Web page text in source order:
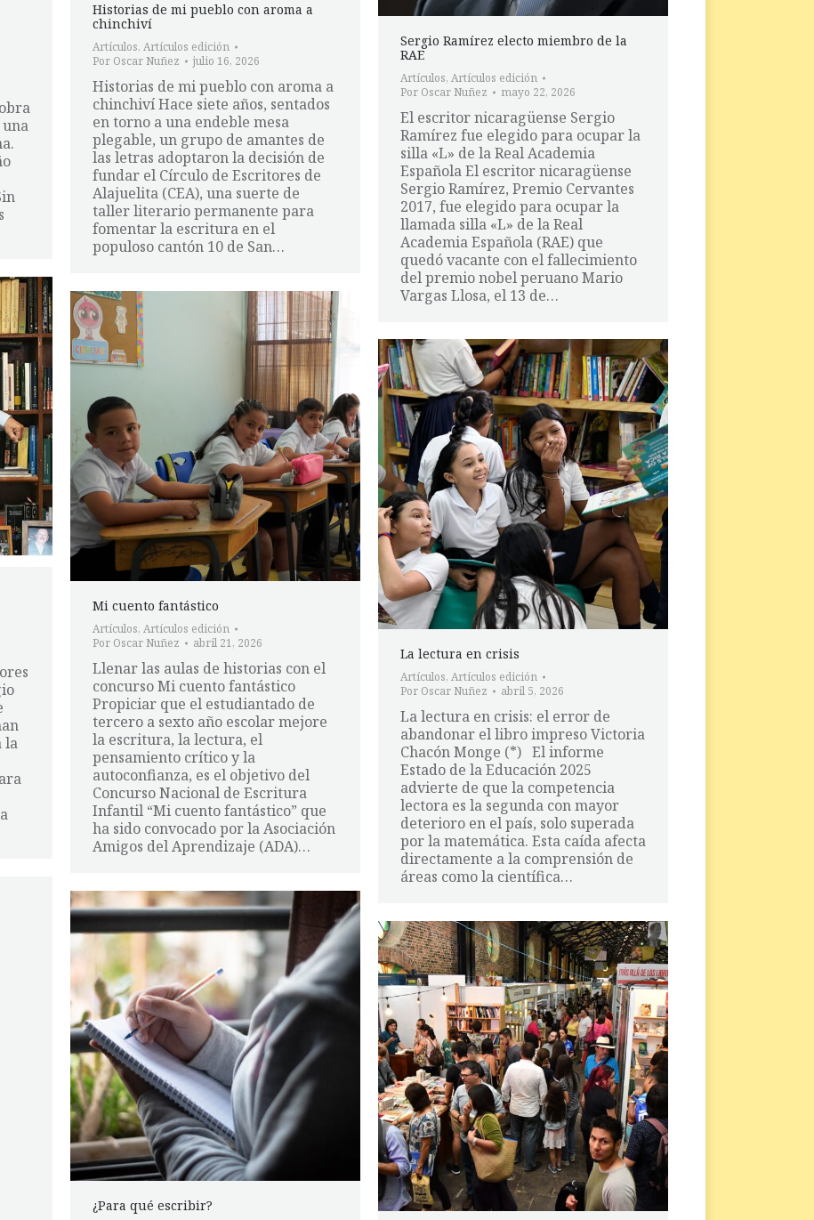
Historias de mi pueblo con aroma a
chinchiví
Artículos, Artículos edición
Por Oscar Nuñez julio 16, 2026
Historias de mi pueblo con aroma a
chinchiví Hace siete años, sentados
en torno a una endeble mesa
plegable, un grupo de amantes de
las letras adoptaron la decisión de
fundar el Círculo de Escritores de
Alajuelita (CEA), una suerte de
taller literario permanente para
fomentar la escritura en el
populoso cantón 10 de San…
Sergio Ramírez electo miembro de la
RAE
Artículos, Artículos edición
Por Oscar Nuñez mayo 22, 2026
El escritor nicaragüense Sergio
Ramírez fue elegido para ocupar la
silla «L» de la Real Academia
Española El escritor nicaragüense
Sergio Ramírez, Premio Cervantes
2017, fue elegido para ocupar la
llamada silla «L» de la Real
Academia Española (RAE) que
quedó vacante con el fallecimiento
del premio nobel peruano Mario
Vargas Llosa, el 13 de…
la
Mi cuento fantástico
Artículos, Artículos edición
Por Oscar Nuñez abril 21, 2026
Llenar las aulas de historias con el
concurso Mi cuento fantástico
Propiciar que el estudiantado de
tercero a sexto año escolar mejore
la escritura, la lectura, el
pensamiento crítico y la
autoconfianza, es el objetivo del
Concurso Nacional de Escritura
Infantil “Mi cuento fantástico” que
ha sido convocado por la Asociación
Amigos del Aprendizaje (ADA)…
La lectura en crisis
Artículos, Artículos edición
Por Oscar Nuñez abril 5, 2026
La lectura en crisis: el error de
abandonar el libro impreso Victoria
Chacón Monge (*) El informe
Estado de la Educación 2025
advierte de que la competencia
lectora es la segunda con mayor
deterioro en el país, solo superada
por la matemática. Esta caída afecta
directamente a la comprensión de
áreas como la científica…
¿Para qué escribir?